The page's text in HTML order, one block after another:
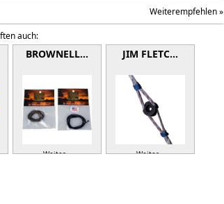
Weiterempfehlen »
auch:
BROWNELL…
Weiter »
JIM FLETC…
Weiter »